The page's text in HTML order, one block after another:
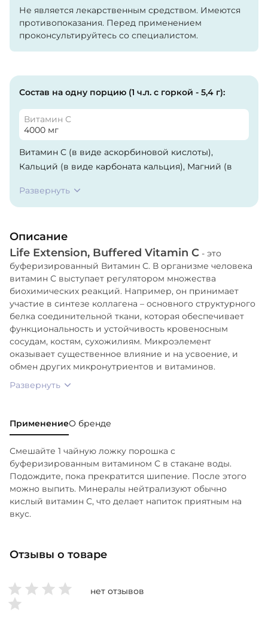
Не является лекарственным средством. Имеются
противопоказания. Перед применением
проконсультируйтесь со специалистом.
Состав на одну порцию (1 ч.л. с горкой - 5,4 г):
Витамин С
4000 мг
Витамин C (в виде аскорбиновой кислоты),
Кальций (в виде карбоната кальция), Магний (в
цинка), Калий (в виде карбоната калия).
Развернуть
Описание
Life Extension, Buffered Vitamin C - это
буферизированный Витамин С. В организме человека
витамин С выступает регулятором множества
биохимических реакций. Например, он принимает
участие в синтезе коллагена – основного структурного
белка соединительной ткани, которая обеспечивает
функциональность и устойчивость кровеносным
сосудам, костям, сухожилиям. Микроэлемент
оказывает существенное влияние и на усвоение, и
обмен других микронутриентов и витаминов.
Развернуть
ПрименениеО бренде
Смешайте 1 чайную ложку порошка с
буферизированным витамином С в стакане воды.
Подождите, пока прекратится шипение. После этого
можно выпить. Минералы нейтрализуют обычно
кислый витамин С, что делает напиток приятным на
вкус.
Отзывы о товаре
нет отзывов